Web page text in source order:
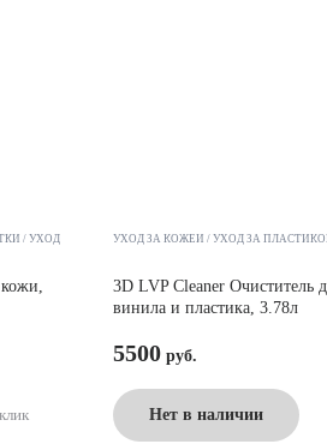
УХОД
УХОД ЗА КОЖЕЙ УХОД ЗА
3D LVP Cleaner Очиститель
винила и пластика, 3.78л
5500
Нет в наличии